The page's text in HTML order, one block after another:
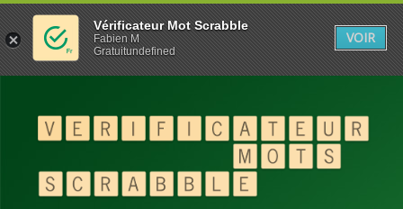
Vérificateur Mot Scrabble
Fabien M
Gratuitundefined
VOIR